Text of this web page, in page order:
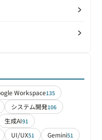
Workspace135
システム開発106
生成AI91
UI/UX51 Gemini51